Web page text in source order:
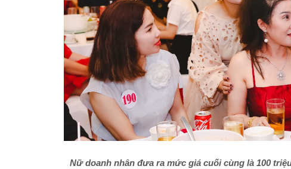
Nữ doanh nhân đưa ra mức giá cuối cùng là 100